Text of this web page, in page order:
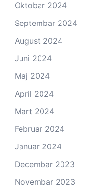
Oktobar 2024
Septembar 2024
August 2024
Juni 2024
Maj 2024
April 2024
Mart 2024
Februar 2024
Januar 2024
Decembar 2023
Novembar 2023